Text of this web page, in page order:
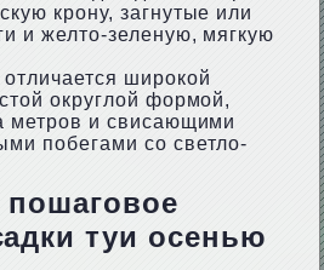
крону, загнутые или
и желто-зеленую, мягкую
широкой
округлой формой,
метров и свисающими
побегами со светло-
пошаговое
туи осенью